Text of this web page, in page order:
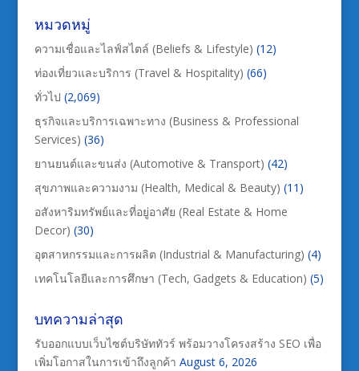
หมวดหมู่
ความเชื่อและไลฟ์สไตล์ (Beliefs & Lifestyle) (12)
ท่องเที่ยวและบริการ (Travel & Hospitality) (66)
ทั่วไป (2,069)
ธุรกิจและบริการเฉพาะทาง (Business & Professional
Services) (36)
ยานยนต์และขนส่ง (Automotive & Transport) (42)
สุขภาพและความงาม (Health, Medical & Beauty) (11)
อสังหาริมทรัพย์และที่อยู่อาศัย (Real Estate & Home
Decor) (30)
อุตสาหกรรมและการผลิต (Industrial & Manufacturing) (4)
เทคโนโลยีและการศึกษา (Tech, Gadgets & Education) (5)
บทความล่าสุด
รับออกแบบเว็บไซต์บริษัททัวร์ พร้อมวางโครงสร้าง SEO เพื่อ
เพิ่มโอกาสในการเข้าถึงลูกค้า August 6, 2026